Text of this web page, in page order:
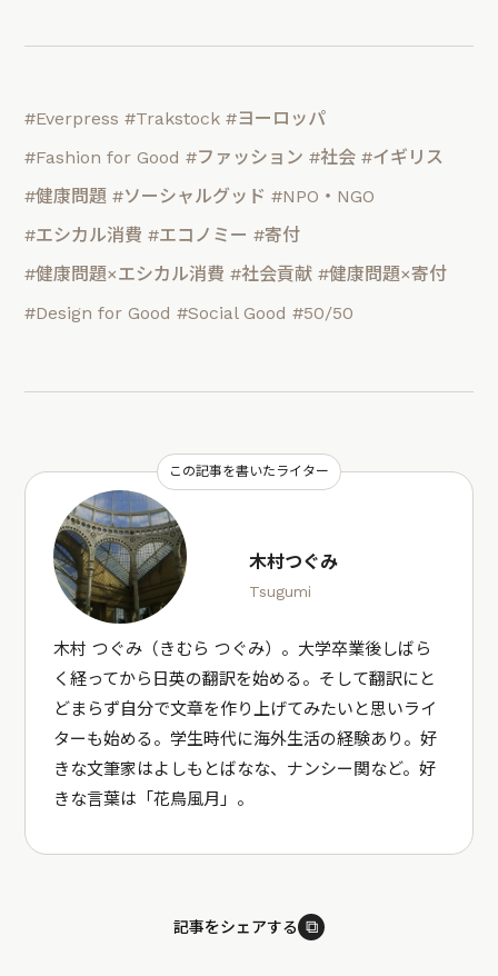
#Everpress #Trakstock #ヨーロッパ
#Fashion for Good #ファッション #社会 #イギリス
#健康問題 #ソーシャルグッド #NPO・NGO
#エシカル消費 #エコノミー #寄付
#健康問題×エシカル消費 #社会貢献 #健康問題×寄付
#Design for Good #Social Good #50/50
この記事を書いたライター
木村つぐみ
Tsugumi
木村 つぐみ（きむら つぐみ）。大学卒業後しばら
く経ってから日英の翻訳を始める。そして翻訳にと
どまらず自分で文章を作り上げてみたいと思いライ
ターも始める。学生時代に海外生活の経験あり。好
きな文筆家はよしもとばなな、ナンシー関など。好
きな言葉は「花鳥風月」。
記事をシェアする ⧉